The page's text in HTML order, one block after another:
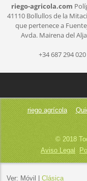
riego-agricola.com
41110 Bollullos de la
que pertenece a
Avda. Mairena del
+34 687 294 020
riego agrícola
© 2018
Aviso Legal
Ver: Móvil Clásica